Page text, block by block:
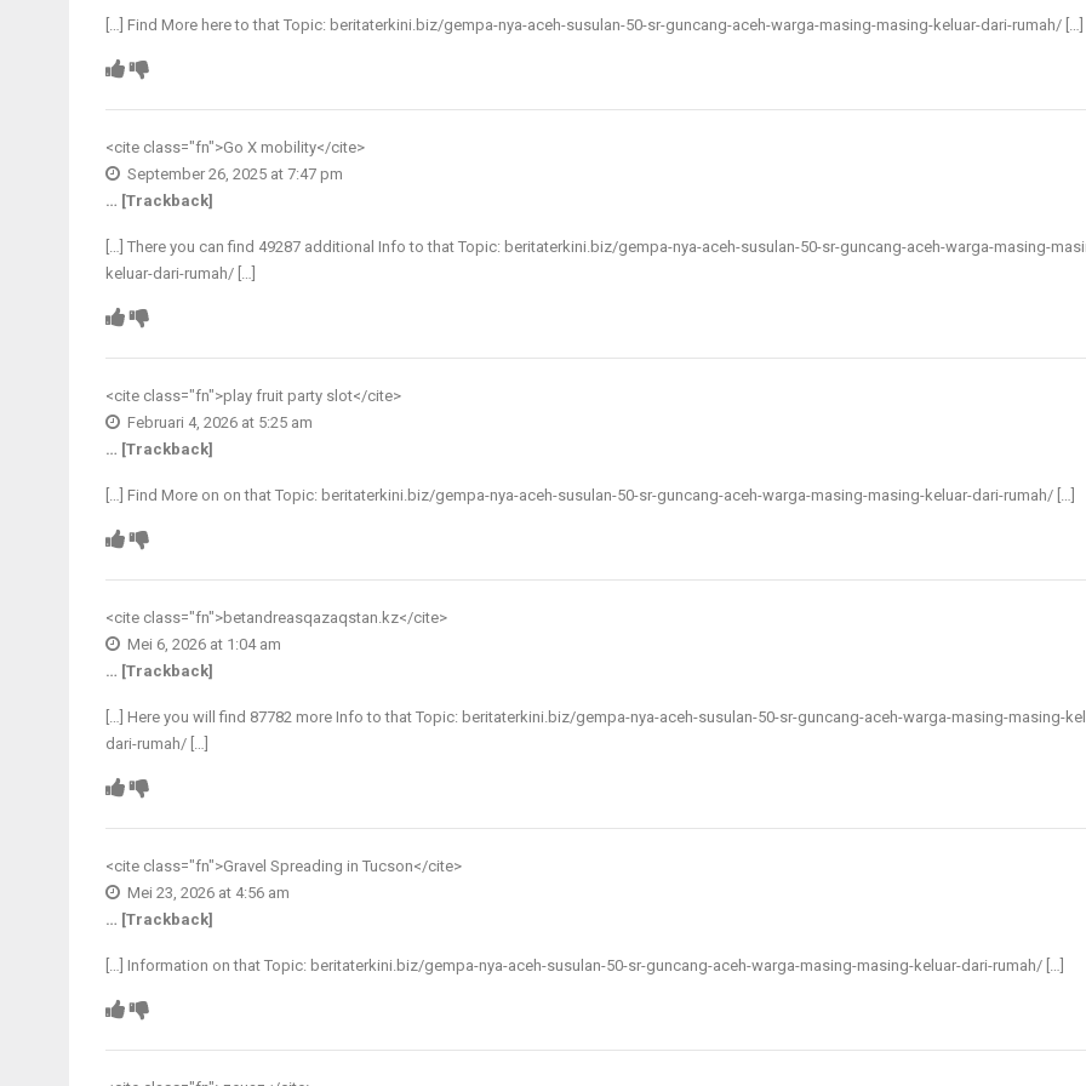
[…] Find More here to that Topic: beritaterkini.biz/gempa-nya-aceh-susulan-50-sr-guncang-aceh-warga-masing-masing-keluar-dari-rumah/ […]
<cite class="fn">Go X mobility</cite>
September 26, 2025 at 7:47 pm
… [Trackback]
[…] There you can find 49287 additional Info to that Topic: beritaterkini.biz/gempa-nya-aceh-susulan-50-sr-guncang-aceh-warga-masing-
keluar-dari-rumah/ […]
<cite class="fn">play fruit party slot</cite>
Februari 4, 2026 at 5:25 am
… [Trackback]
[…] Find More on on that Topic: beritaterkini.biz/gempa-nya-aceh-susulan-50-sr-guncang-aceh-warga-masing-masing-keluar-dari-rumah/ […]
<cite class="fn">betandreasqazaqstan.kz</cite>
Mei 6, 2026 at 1:04 am
… [Trackback]
[…] Here you will find 87782 more Info to that Topic: beritaterkini.biz/gempa-nya-aceh-susulan-50-sr-guncang-aceh-warga-masing-masing-
dari-rumah/ […]
<cite class="fn">Gravel Spreading in Tucson</cite>
Mei 23, 2026 at 4:56 am
… [Trackback]
[…] Information on that Topic: beritaterkini.biz/gempa-nya-aceh-susulan-50-sr-guncang-aceh-warga-masing-masing-keluar-dari-rumah/ […]